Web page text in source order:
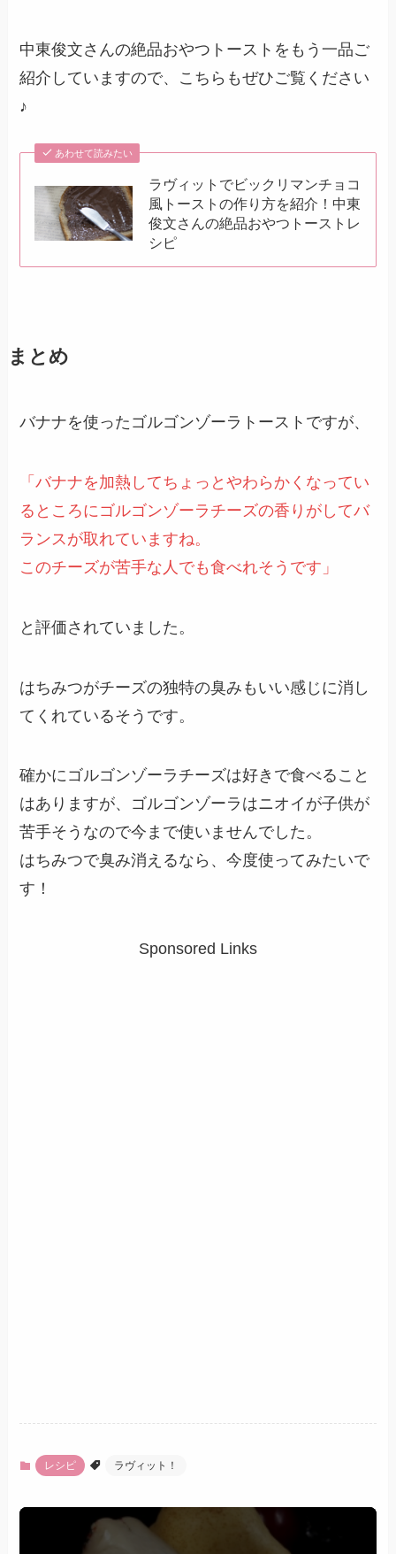
中東俊文さんの絶品おやつトーストをもう一品ご
紹介していますので、こちらもぜひご覧ください
♪
あわせて読みたい
ラヴィットでビックリマンチョコ
風トーストの作り方を紹介！中東
俊文さんの絶品おやつトーストレ
シピ
まとめ
バナナを使ったゴルゴンゾーラトーストですが、
「バナナを加熱してちょっとやわらかくなってい
るところにゴルゴンゾーラチーズの香りがしてバ
ランスが取れていますね。
このチーズが苦手な人でも食べれそうです」
と評価されていました。
はちみつがチーズの独特の臭みもいい感じに消し
てくれているそうです。
確かにゴルゴンゾーラチーズは好きで食べること
はありますが、ゴルゴンゾーラはニオイが子供が
苦手そうなので今まで使いませんでした。
はちみつで臭み消えるなら、今度使ってみたいで
す！
Sponsored Links
レシピ ラヴィット！